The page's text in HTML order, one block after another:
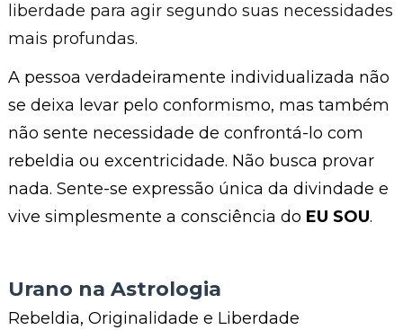
liberdade para agir segundo suas necessidades
mais profundas.
A pessoa verdadeiramente individualizada não
se deixa levar pelo conformismo, mas também
não sente necessidade de confrontá-lo com
rebeldia ou excentricidade. Não busca provar
nada. Sente-se expressão única da divindade e
vive simplesmente a consciência do EU SOU.
Urano na Astrologia
Rebeldia, Originalidade e Liberdade